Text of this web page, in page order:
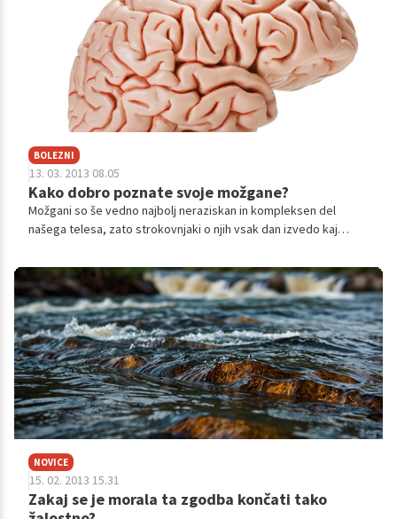
BOLEZNI
13. 03. 2013 08.05
Kako dobro poznate svoje možgane?
Možgani so še vedno najbolj neraziskan in kompleksen del
našega telesa, zato strokovnjaki o njih vsak dan izvedo kaj
ob tednu možganov, ki se je začel pri nas in po svetu, povedala
pediatrinja Tina Bregan.
NOVICE
15. 02. 2013 15.31
Zakaj se je morala ta zgodba končati tako